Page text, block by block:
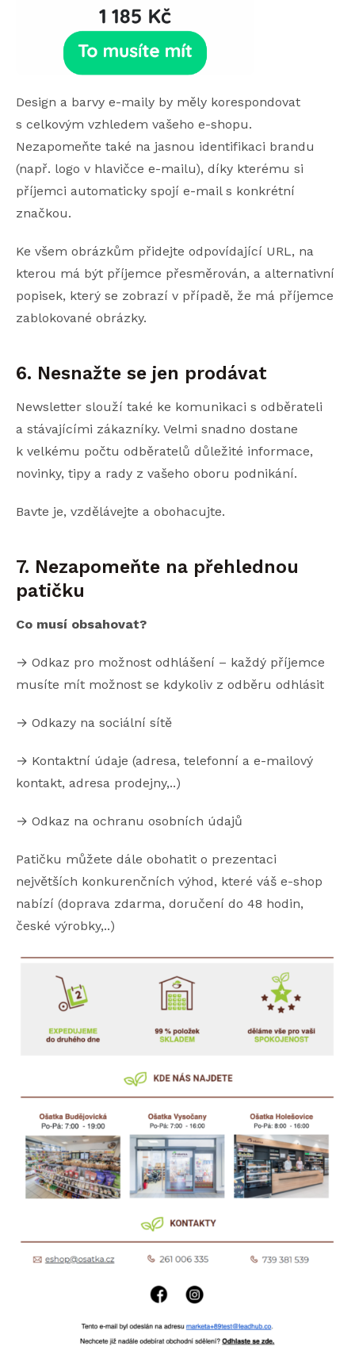
Design a barvy e-maily by měly korespondovat
s celkovým vzhledem vašeho e-shopu.
Nezapomeňte také na jasnou identifikaci brandu
(např. logo v hlavičce e-mailu), díky kterému si
příjemci automaticky spojí e-mail s konkrétní
značkou.
Ke všem obrázkům přidejte odpovídající URL, na
kterou má být příjemce přesměrován, a alternativní
popisek, který se zobrazí v případě, že má příjemce
zablokované obrázky.
6. Nesnažte se jen prodávat
Newsletter slouží také ke komunikaci s odběrateli
a stávajícími zákazníky. Velmi snadno dostane
k velkému počtu odběratelů důležité informace,
novinky, tipy a rady z vašeho oboru podnikání.
Bavte je, vzdělávejte a obohacujte.
7. Nezapomeňte na přehlednou
patičku
Co musí obsahovat?
→ Odkaz pro možnost odhlášení – každý příjemce
musíte mít možnost se kdykoliv z odběru odhlásit
→ Odkazy na sociální sítě
→ Kontaktní údaje (adresa, telefonní a e-mailový
kontakt, adresa prodejny,..)
→ Odkaz na ochranu osobních údajů
Patičku můžete dále obohatit o prezentaci
největších konkurenčních výhod, které váš e-shop
nabízí (doprava zdarma, doručení do 48 hodin,
české výrobky,..)